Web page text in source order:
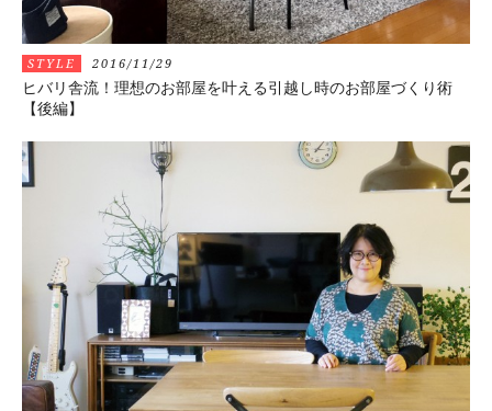
STYLE 2016/11/29
ヒバリ舎流！理想のお部屋を叶える引越し時のお部屋づくり術
【後編】